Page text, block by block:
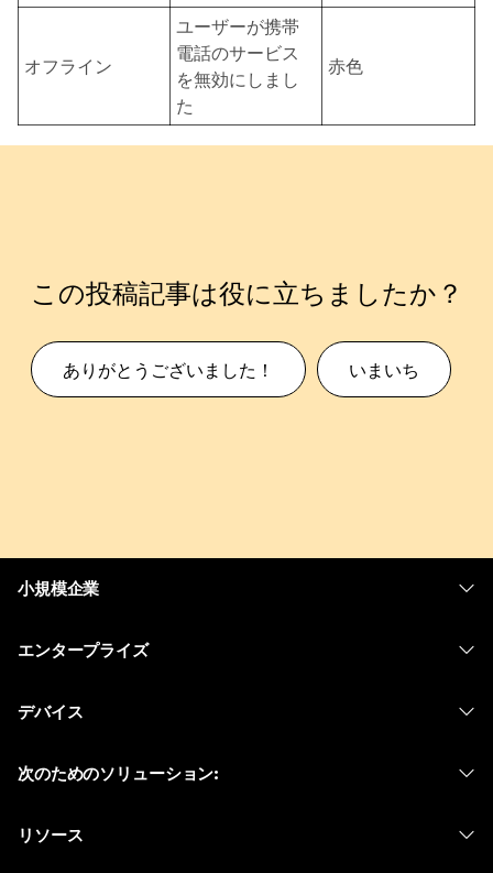
オフライン
ユーザーが携帯
電話のサービス
を無効にしまし
た
赤色
この投稿記事は役に立ちましたか？
ありがとうございました！ いまいち
小規模企業
エンタープライズ
Meetings
デバイス
次のためのソリューション:
リソース